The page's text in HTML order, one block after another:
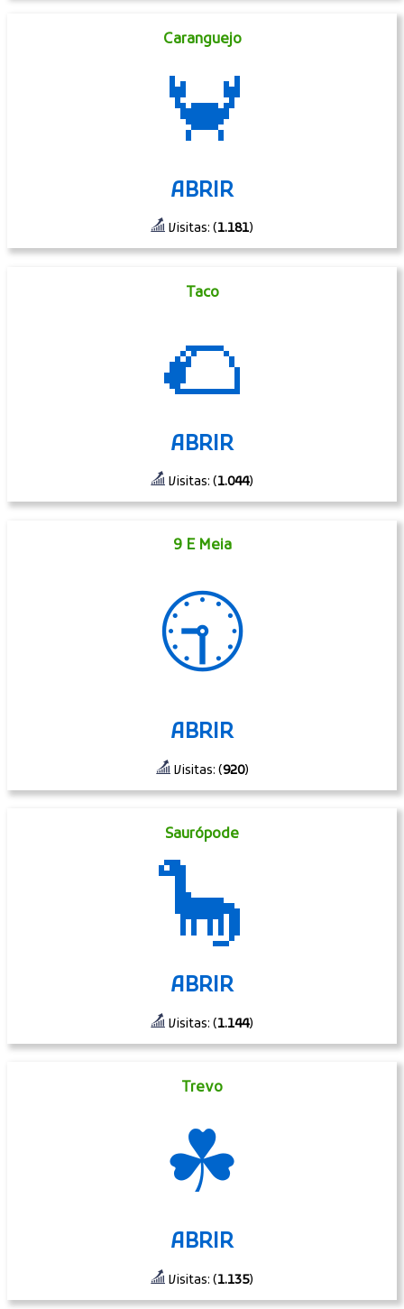
Caranguejo
🦀
ABRIR
Visitas: (1.181)
Taco
🌮
ABRIR
Visitas: (1.044)
9 E Meia
🕤
ABRIR
Visitas: (920)
Saurópode
🦕
ABRIR
Visitas: (1.144)
Trevo
☘
ABRIR
Visitas: (1.135)